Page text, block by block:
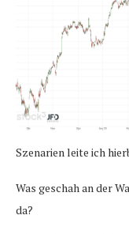
Szenarien leite ich
Was geschah an der
da?